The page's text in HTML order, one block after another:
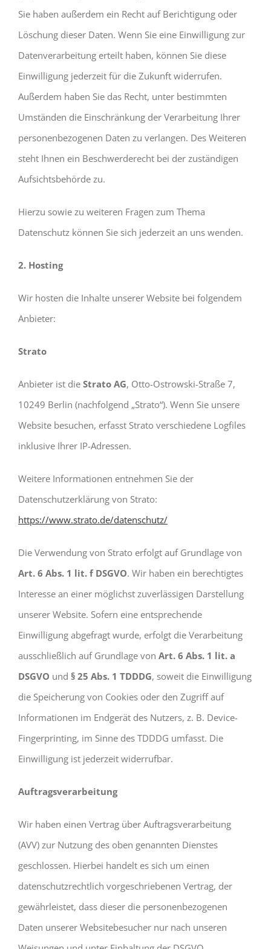
Sie haben außerdem ein Recht auf Berichtigung oder
Löschung dieser Daten. Wenn Sie eine Einwilligung zur
Datenverarbeitung erteilt haben, können Sie diese
Einwilligung jederzeit für die Zukunft widerrufen.
Außerdem haben Sie das Recht, unter bestimmten
Umständen die Einschränkung der Verarbeitung Ihrer
personenbezogenen Daten zu verlangen. Des Weiteren
steht Ihnen ein Beschwerderecht bei der zuständigen
Aufsichtsbehörde zu.
Hierzu sowie zu weiteren Fragen zum Thema
Datenschutz können Sie sich jederzeit an uns wenden.
2. Hosting
Wir hosten die Inhalte unserer Website bei folgendem
Anbieter:
Strato
Anbieter ist die Strato AG, Otto-Ostrowski-Straße 7,
10249 Berlin (nachfolgend „Strato“). Wenn Sie unsere
Website besuchen, erfasst Strato verschiedene Logfiles
inklusive Ihrer IP-Adressen.
Weitere Informationen entnehmen Sie der
Datenschutzerklärung von Strato:
https://www.strato.de/datenschutz/
Die Verwendung von Strato erfolgt auf Grundlage von
Art. 6 Abs. 1 lit. f DSGVO. Wir haben ein berechtigtes
Interesse an einer möglichst zuverlässigen Darstellung
unserer Website. Sofern eine entsprechende
Einwilligung abgefragt wurde, erfolgt die Verarbeitung
ausschließlich auf Grundlage von Art. 6 Abs. 1 lit. a
DSGVO und § 25 Abs. 1 TDDDG, soweit die Einwilligung
die Speicherung von Cookies oder den Zugriff auf
Informationen im Endgerät des Nutzers, z. B. Device-
Fingerprinting, im Sinne des TDDDG umfasst. Die
Einwilligung ist jederzeit widerrufbar.
Auftragsverarbeitung
Wir haben einen Vertrag über Auftragsverarbeitung
(AVV) zur Nutzung des oben genannten Dienstes
geschlossen. Hierbei handelt es sich um einen
datenschutzrechtlich vorgeschriebenen Vertrag, der
gewährleistet, dass dieser die personenbezogenen
Daten unserer Websitebesucher nur nach unseren